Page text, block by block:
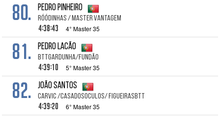
80. Pedro Pinheiro
RÓÓDINHAS / Master Vantagem
4:38:43 4° Master 35
81. Pedro Lacão
BTTGARDUNHA/FUNDÃO
4:39:10 5° Master 35
82. João Santos
CARVIC /CASADOSOCULOS/ FIGUEIRASBTT
4:39:20 6° Master 35